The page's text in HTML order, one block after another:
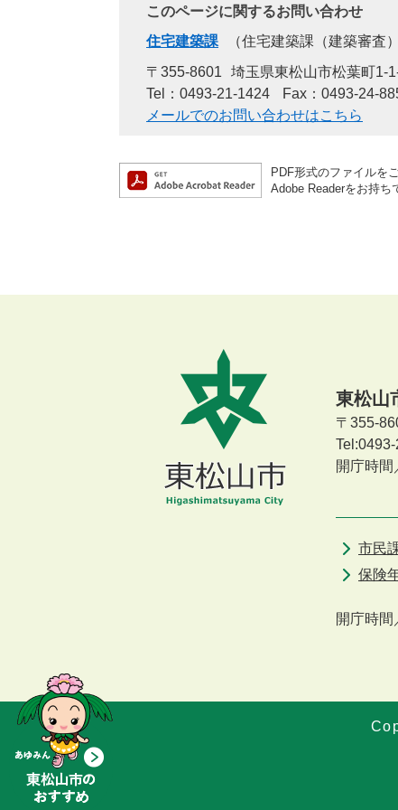
このページに関するお問い合わせ
住宅建築課
住宅建築課（建築審査）
〒355-8601
埼玉県東松山市松葉町1-
Tel：0493-21-1424
Fax：0493-24-
メールでのお問い合わせはこちら
PDF形式のファイルを
Adobe Readerをお持ち
東松山
〒355-
Tel:0493-
開庁時間
市民
保険
開庁時間